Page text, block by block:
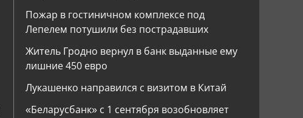
Пожар в гостиничном комплексе под
Лепелем потушили без пострадавших
Житель Гродно вернул в банк выданные ему
лишние 450 евро
Лукашенко направился с визитом в Китай
«Беларусбанк» с 1 сентября возобновляет